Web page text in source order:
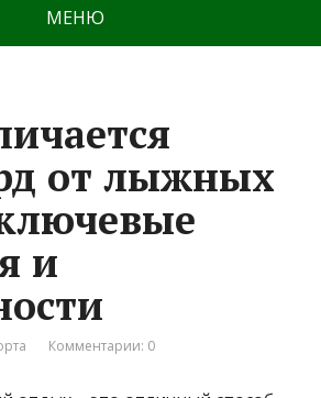
МЕНЮ
от лыжных
и
Комментарии: 0